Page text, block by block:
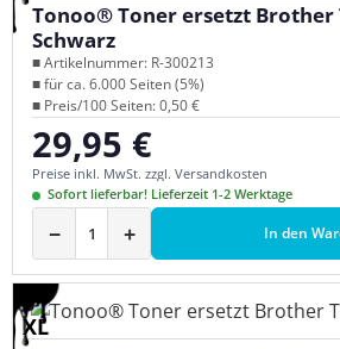
Tonoo® Toner ersetzt Brother
Schwarz
■ Artikelnummer: R-300213
■ für ca. 6.000 Seiten (5%)
■ Preis/100 Seiten: 0,50 €
Regulärer Preis:
29,95 €
Preise inkl. MwSt. zzgl. Versandkosten
Sofort lieferbar! Lieferzeit 1-2 Werktage
− + In den
XL